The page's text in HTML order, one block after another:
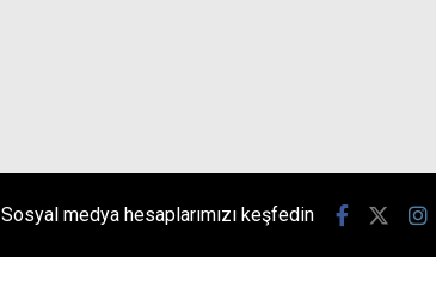
Sosyal medya hesaplarımızı keşfedin